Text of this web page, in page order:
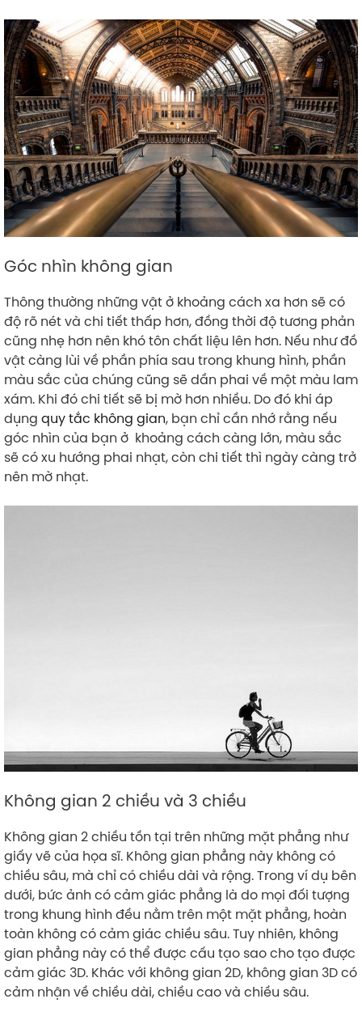
Góc nhìn không gian
Thông thường những vật ở khoảng cách xa hơn sẽ có
độ rõ nét và chi tiết thấp hơn, đồng thời độ tương phản
cũng nhẹ hơn nên khó tôn chất liệu lên hơn. Nếu như đồ
vật càng lùi về phần phía sau trong khung hình, phần
màu sắc của chúng cũng sẽ dần phai về một màu lam
xám. Khi đó chi tiết sẽ bị mờ hơn nhiều. Do đó khi áp
dụng quy tắc không gian, bạn chỉ cần nhớ rằng nếu
góc nhìn của bạn ở khoảng cách càng lớn, màu sắc
sẽ có xu hướng phai nhạt, còn chi tiết thì ngày càng trở
nên mờ nhạt.
Không gian 2 chiều và 3 chiều
Không gian 2 chiều tồn tại trên những mặt phẳng như
giấy vẽ của họa sĩ. Không gian phẳng này không có
chiều sâu, mà chỉ có chiều dài và rộng. Trong ví dụ bên
dưới, bức ảnh có cảm giác phẳng là do mọi đối tượng
trong khung hình đều nằm trên một mặt phẳng, hoàn
toàn không có cảm giác chiều sâu. Tuy nhiên, không
gian phẳng này có thể được cấu tạo sao cho tạo được
cảm giác 3D. Khác với không gian 2D, không gian 3D có
cảm nhận về chiều dài, chiều cao và chiều sâu.